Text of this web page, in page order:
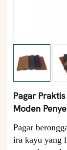
Pagar
Moden
Pagar
ira kayu yang